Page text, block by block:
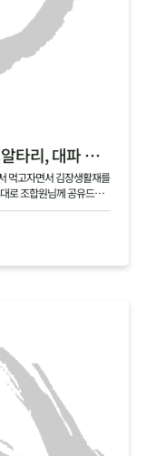
[두레생협 농산팀 특파원 보고: 절임알타리, 대파 현장]
먹고자면서 김장생활재를
로 조합원님께 공유드립